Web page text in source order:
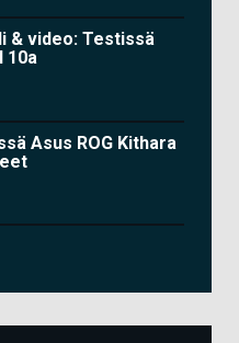
& video: Testissä
10a
Asus ROG Kithara